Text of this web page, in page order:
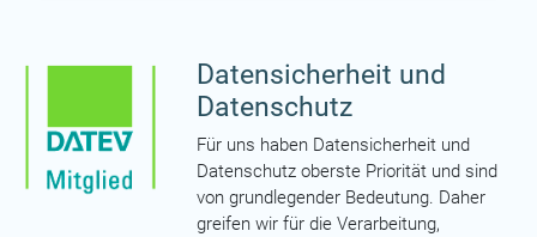
Datensicherheit und
Datenschutz
Für uns haben Datensicherheit und
Datenschutz oberste Priorität und sind
von grundlegender Bedeutung. Daher
greifen wir für die Verarbeitung,